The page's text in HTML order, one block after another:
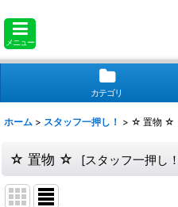
メニュー
カテゴリ
ホーム > スタッフ一押し！ > ☆ 置物 ☆
☆ 置物 ☆ [スタッフ一押し！